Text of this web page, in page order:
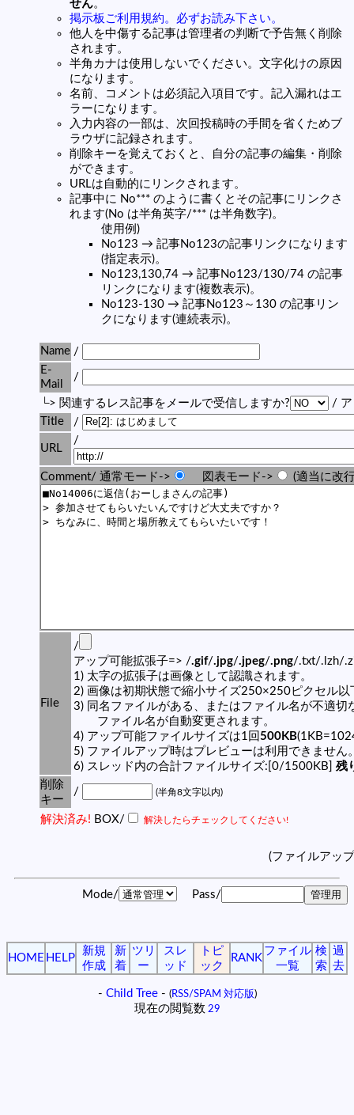
せん。
掲示板ご利用規約。必ずお読み下さい。
他人を中傷する記事は管理者の判断で予告無く削除
されます。
半角カナは使用しないでください。文字化けの原因
になります。
名前、コメントは必須記入項目です。記入漏れはエ
ラーになります。
入力内容の一部は、次回投稿時の手間を省くためブ
ラウザに記録されます。
削除キーを覚えておくと、自分の記事の編集・削除
ができます。
URLは自動的にリンクされます。
記事中に No*** のように書くとその記事にリンクさ
れます(No は半角英字/*** は半角数字)。
使用例)
No123 → 記事No123の記事リンクになります
(指定表示)。
No123,130,74 → 記事No123/130/74 の記事
リンクになります(複数表示)。
No123-130 → 記事No123～130 の記事リン
クになります(連続表示)。
Name /
E-
Mail
/
└> 関連するレス記事をメールで受信しますか?
/ ア
Title
/
URL
/
Comment/ 通常モード-> 図表モード-> (適当に改
File
/
アップ可能拡張子=> /.gif/.jpg/.jpeg/.png/.txt/.lzh/
1) 太字の拡張子は画像として認識されます。
2) 画像は初期状態で縮小サイズ250×250ピクセル以
3) 同名ファイルがある、またはファイル名が不適切
ファイル名が自動変更されます。
4) アップ可能ファイルサイズは1回 500KB
5) ファイルアップ時はプレビューは利用できません
6) スレッド内の合計ファイルサイズ:[0/1500KB] 残
削除
キー
/ (半角8文字以内)
解決済み! BOX/ 解決したらチェックしてください!
(ファイルアッ
Mode/ Pass/
HOME HELP
新規
作成
新
着
ツリ
ー
スレ
ッド
トピ
ック
RANK
ファイル
一覧
検
索
過
去
- Child Tree- (RSS/SPAM 対応版)
現在の閲覧数 29